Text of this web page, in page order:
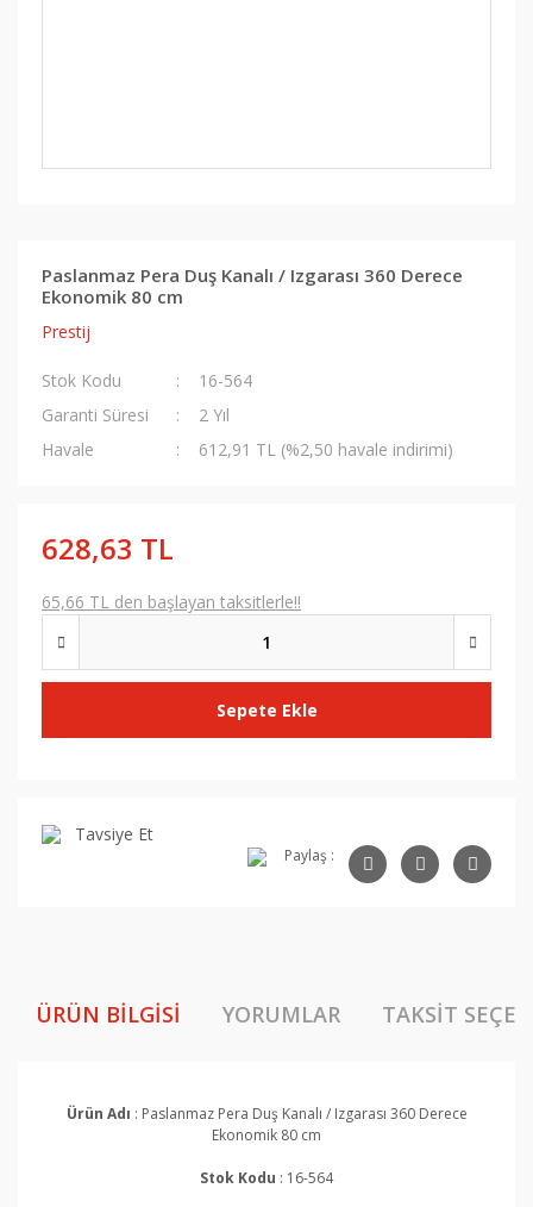
Paslanmaz Pera Duş Kanalı / Izgarası 360 Derece
Ekonomik 80 cm
Prestij
Stok Kodu
16-564
Garanti Süresi
2 Yıl
Havale
612,91 TL (%2,50 havale indirimi)
628,63 TL
65,66 TL den başlayan taksitlerle!!
Sepete Ekle
Tavsiye Et
Paylaş :
ÜRÜN BILGISI YORUMLAR TAKSIT
Ürün Adı : Paslanmaz Pera Duş Kanalı / Izgarası 360 Derece
Ekonomik 80 cm
Stok Kodu : 16-564